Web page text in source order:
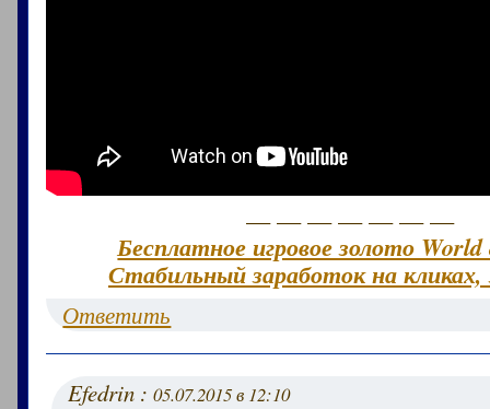
— — — — — — —
Бесплатное игровое золото
Стабильный заработок на кликах,
Ответить
Efedrin :05.07.2015 в 12:10